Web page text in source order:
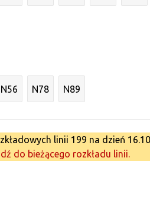
N56 N78 N89
linii 199 na dzień
do bieżącego rozkładu linii.